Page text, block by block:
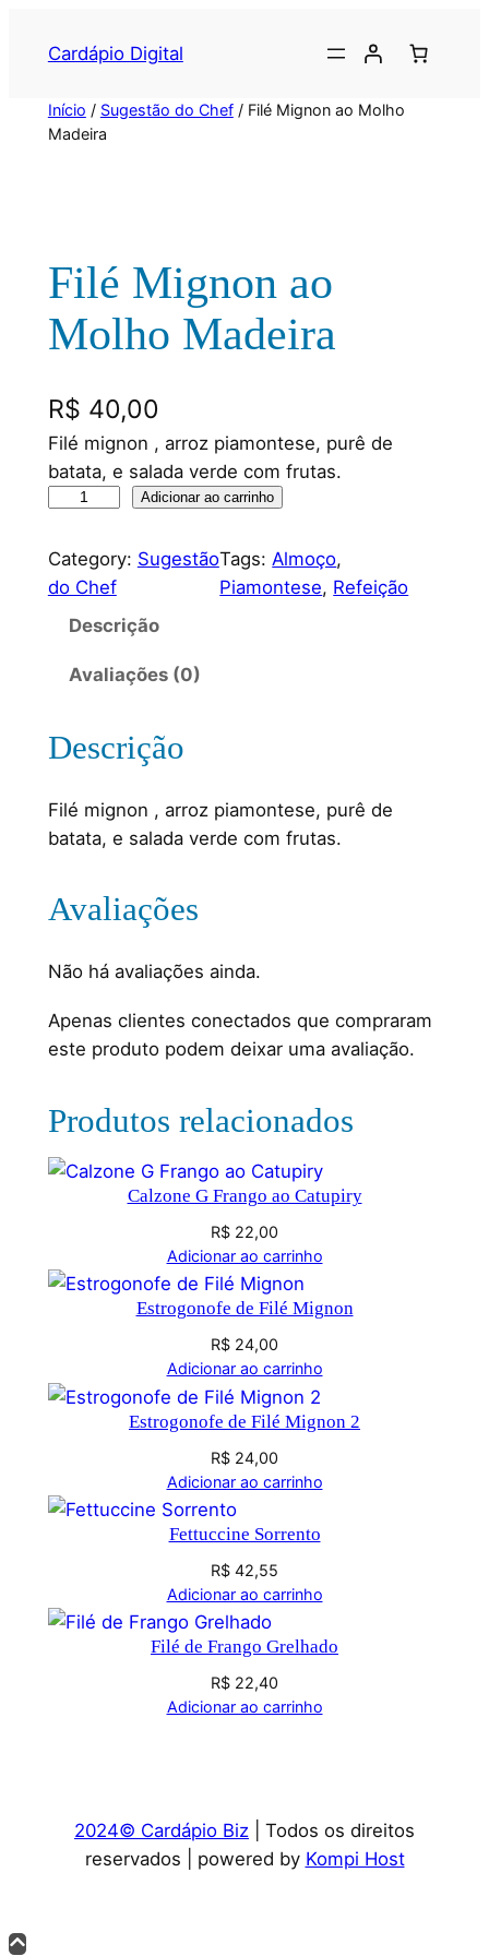
Cardápio Digital
Início / Sugestão do Chef/ Filé Mignon ao Molho
Madeira
Filé Mignon ao
Molho Madeira
R$ 40,00
Filé mignon , arroz piamontese, purê de
batata, e salada verde com frutas.
Adicionar ao carrinho
Category: Sugestão
do Chef
Tags:Almoço
Piamontese, Refeição
Descrição
Avaliações (0)
Descrição
Filé mignon , arroz piamontese, purê de
batata, e salada verde com frutas.
Avaliações
Não há avaliações ainda.
Apenas clientes conectados que compraram
este produto podem deixar uma avaliação.
Produtos relacionados
Calzone G Frango ao Catupiry
R$ 22,00
Adicionar ao carrinho
Estrogonofe de Filé Mignon
R$ 24,00
Adicionar ao carrinho
Estrogonofe de Filé Mignon 2
R$ 24,00
Adicionar ao carrinho
Fettuccine Sorrento
R$ 42,55
Adicionar ao carrinho
Filé de Frango Grelhado
R$ 22,40
Adicionar ao carrinho
2024© Cardápio Biz | Todos os direitos
reservados | powered by Kompi Host